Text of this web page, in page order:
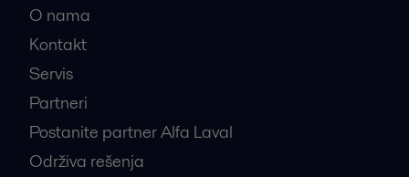
O nama
Kontakt
Servis
Partneri
Postanite partner Alfa Laval
Održiva rešenja